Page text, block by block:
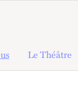
Le Théâtre